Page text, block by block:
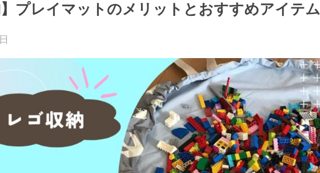
】プレイマットのメリットとおすすめアイテム